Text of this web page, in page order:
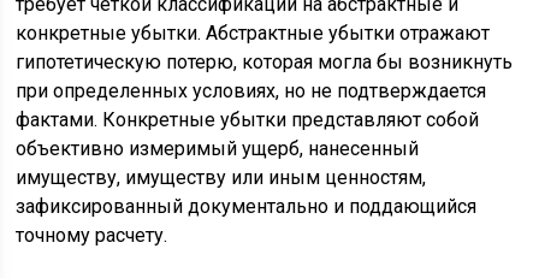
конкретные убытки. Абстрактные убытки отражают
гипотетическую потерю, которая могла бы возникнуть
при определенных условиях, но не подтверждается
фактами. Конкретные убытки представляют собой
объективно измеримый ущерб, нанесенный
имуществу, имуществу или иным ценностям,
зафиксированный документально и поддающийся
точному расчету.